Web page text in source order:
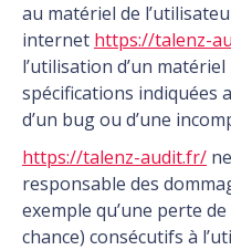
au matériel de
internet https://talenz-
l’utilisation d’un
spécifications indiquées
d’un bug ou d’une
https://talenz-audit.fr/
responsable des
exemple qu’une perte
chance) consécutifs à